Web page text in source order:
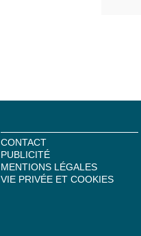
CONTACT
PUBLICITÉ
MENTIONS LÉGALES
VIE PRIVÉE ET COOKIES